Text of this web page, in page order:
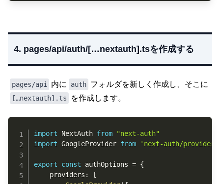
4. pages/api/auth/[…nextauth].tsを作成する
pages/api 内に auth フォルダを新しく作成し、そこに
[…nextauth].ts を作成します。
import NextAuth from
"next-auth"
import GoogleProvider from 'next-auth/
export const authOptions = {
	providers
:
[